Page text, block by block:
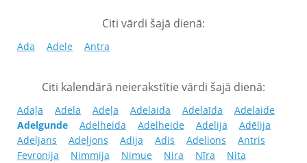
Citi vārdi šajā dienā:
Ada Adele Antra
Citi kalendārā neierakstītie vārdi šajā dienā:
Adaļa Adela Adeļa Adelaida Adelaīda
Adelaide
Adelgunde
Adelheida Adelheide Adelija
Adēlija
Adeljans
Adeļjons Adija Adis Adelions
Antris
Fevronija
Nimmija Nimue Nira Nīra Nita